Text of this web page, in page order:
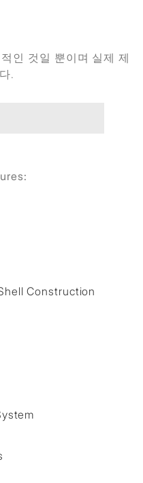
인 것일 뿐이며 실제 제
.
Construction